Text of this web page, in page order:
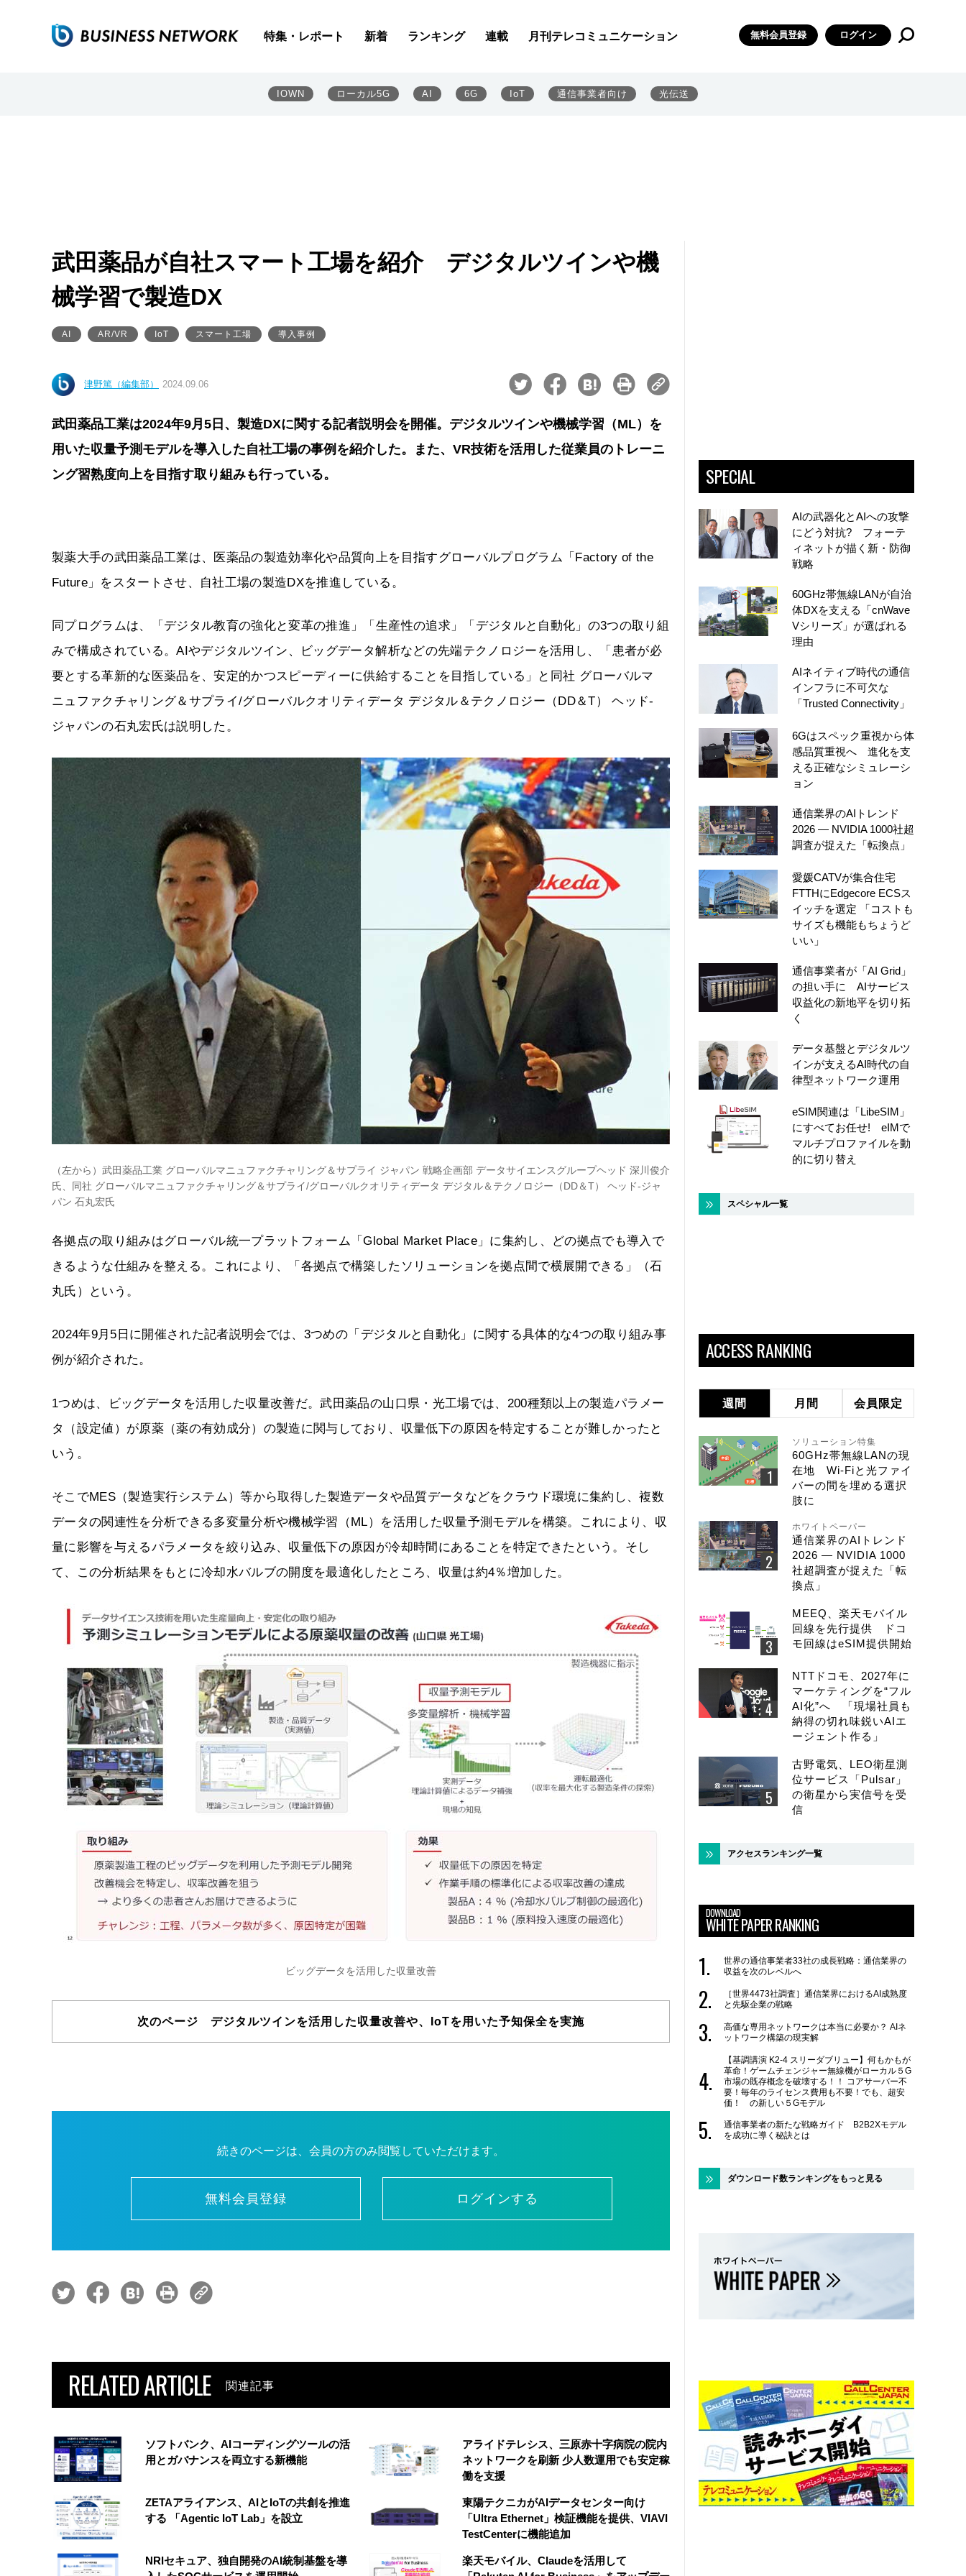
特集・レポート 新着 ランキング 連載 月刊テレコミュニケーション 無料会員登録 ログイン
IOWN ローカル5G AI 6G IoT 通信事業者向け 光伝送
武田薬品が自社スマート工場を紹介 デジタルツインや機
械学習で製造DX
AI AR/VR IoT スマート工場 導入事例
津野篤（編集部） 2024.09.06
武田薬品工業は2024年9月5日、製造DXに関する記者説明会を開催。デジタルツインや機械学習（ML）を
用いた収量予測モデルを導入した自社工場の事例を紹介した。また、VR技術を活用した従業員のトレーニ
ング習熟度向上を目指す取り組みも行っている。
製薬大手の武田薬品工業は、医薬品の製造効率化や品質向上を目指すグローバルプログラム「Factory of the
Future」をスタートさせ、自社工場の製造DXを推進している。
同プログラムは、「デジタル教育の強化と変革の推進」「生産性の追求」「デジタルと自動化」の3つの取り組
みで構成されている。AIやデジタルツイン、ビッグデータ解析などの先端テクノロジーを活用し、「患者が必
要とする革新的な医薬品を、安定的かつスピーディーに供給することを目指している」と同社 グローバルマ
ニュファクチャリング＆サプライ/グローバルクオリティデータ デジタル＆テクノロジー（DD＆T） ヘッド-
ジャパンの石丸宏氏は説明した。
（左から）武田薬品工業 グローバルマニュファクチャリング＆サプライ ジャパン 戦略企画部 データサイエンスグループヘッド 深川俊介
氏、同社 グローバルマニュファクチャリング＆サプライ/グローバルクオリティデータ デジタル＆テクノロジー（DD＆T） ヘッド-ジャ
パン 石丸宏氏
各拠点の取り組みはグローバル統一プラットフォーム「Global Market Place」に集約し、どの拠点でも導入で
きるような仕組みを整える。これにより、「各拠点で構築したソリューションを拠点間で横展開できる」（石
丸氏）という。
2024年9月5日に開催された記者説明会では、3つめの「デジタルと自動化」に関する具体的な4つの取り組み事
例が紹介された。
1つめは、ビッグデータを活用した収量改善だ。武田薬品の山口県・光工場では、200種類以上の製造パラメー
タ（設定値）が原薬（薬の有効成分）の製造に関与しており、収量低下の原因を特定することが難しかったと
いう。
そこでMES（製造実行システム）等から取得した製造データや品質データなどをクラウド環境に集約し、複数
データの関連性を分析できる多変量分析や機械学習（ML）を活用した収量予測モデルを構築。これにより、収
量に影響を与えるパラメータを絞り込み、収量低下の原因が冷却時間にあることを特定できたという。そし
て、この分析結果をもとに冷却水バルブの開度を最適化したところ、収量は約4％増加した。
ビッグデータを活用した収量改善
次のページ デジタルツインを活用した収量改善や、IoTを用いた予知保全を実施
続きのページは、会員の方のみ閲覧していただけます。
無料会員登録 ログインする
RELATED ARTICLE 関連記事
ソフトバンク、AIコーディングツールの活
用とガバナンスを両立する新機能
アライドテレシス、三原赤十字病院の院内
ネットワークを刷新 少人数運用でも安定稼
働を支援
ZETAアライアンス、AIとIoTの共創を推進
する 「Agentic IoT Lab」を設立
東陽テクニカがAIデータセンター向け
「Ultra Ethernet」検証機能を提供、VIAVI
TestCenterに機能追加
NRIセキュア、独自開発のAI統制基盤を導
楽天モバイル、Claudeを活用して
SPECIAL
AIの武器化とAIへの攻撃
にどう対抗? フォーテ
ィネットが描く新・防御
戦略
60GHz帯無線LANが自治
体DXを支える「cnWave
Vシリーズ」が選ばれる
理由
AIネイティブ時代の通信
インフラに不可欠な
「Trusted Connectivity」
6Gはスペック重視から体
感品質重視へ 進化を支
える正確なシミュレーシ
ョン
通信業界のAIトレンド
2026 ― NVIDIA 1000社超
調査が捉えた「転換点」
愛媛CATVが集合住宅
FTTHにEdgecore ECSス
イッチを選定 「コストも
サイズも機能もちょうど
いい」
通信事業者が「AI Grid」
の担い手に AIサービス
収益化の新地平を切り拓
く
データ基盤とデジタルツ
インが支えるAI時代の自
律型ネットワーク運用
eSIM関連は「LibeSIM」
にすべてお任せ! eIMで
マルチプロファイルを動
的に切り替え
スペシャル一覧
ACCESS RANKING
週間 月間 会員限定
ソリューション特集
60GHz帯無線LANの現
在地 Wi-Fiと光ファイ
バーの間を埋める選択
肢に
ホワイトペーパー
通信業界のAIトレンド
2026 ― NVIDIA 1000
社超調査が捉えた「転
換点」
MEEQ、楽天モバイル
回線を先行提供 ドコ
モ回線はeSIM提供開始
NTTドコモ、2027年に
マーケティングを“フル
AI化”へ 「現場社員も
納得の切れ味鋭いAIエ
ージェント作る」
古野電気、LEO衛星測
位サービス「Pulsar」
の衛星から実信号を受
信
アクセスランキング一覧
DOWNLOAD
WHITE PAPER RANKING
世界の通信事業者33社の成長戦略：通信業界の
収益を次のレベルへ
［世界4473社調査］通信業界におけるAI成熟度
と先駆企業の戦略
高価な専用ネットワークは本当に必要か？ AIネ
ットワーク構築の現実解
【基調講演 K2-4 スリーダブリュー】何もかもが
革命！ゲームチェンジャー無線機がローカル５G
市場の既存概念を破壊する！！ コアサーバー不
要！毎年のライセンス費用も不要！でも、超安
価！ の新しい５Gモデル
通信事業者の新たな戦略ガイド B2B2Xモデル
を成功に導く秘訣とは
ダウンロード数ランキングをもっと見る